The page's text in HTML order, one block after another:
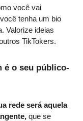
você vai
tenha um bio
Valorize ideias
TikTokers.
é o seu público-
rede será aquela
que se